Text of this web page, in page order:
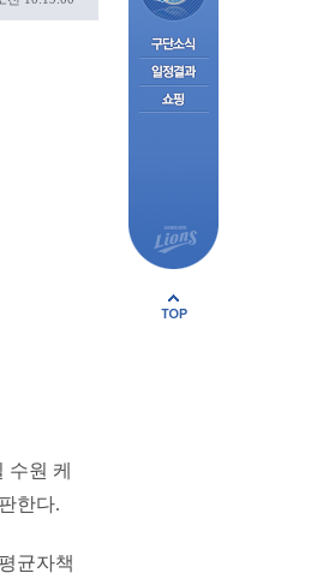
수원 케
한다.
균자책